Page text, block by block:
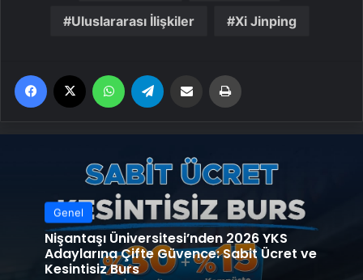
Uluslararası İlişkiler Xi Jinping
Facebook WhatsApp Email'den paylaş
Genel
Nişantaşı Üniversitesi’nden 2026 YKS
Adaylarına Çifte Güvence: Sabit Ücret ve
Kesintisiz Burs